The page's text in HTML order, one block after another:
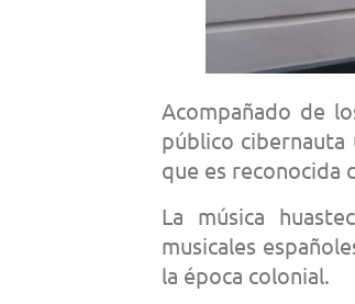
Acompañado de
público cibernauta
que es reconocida
La música
musicales
la época colonial.